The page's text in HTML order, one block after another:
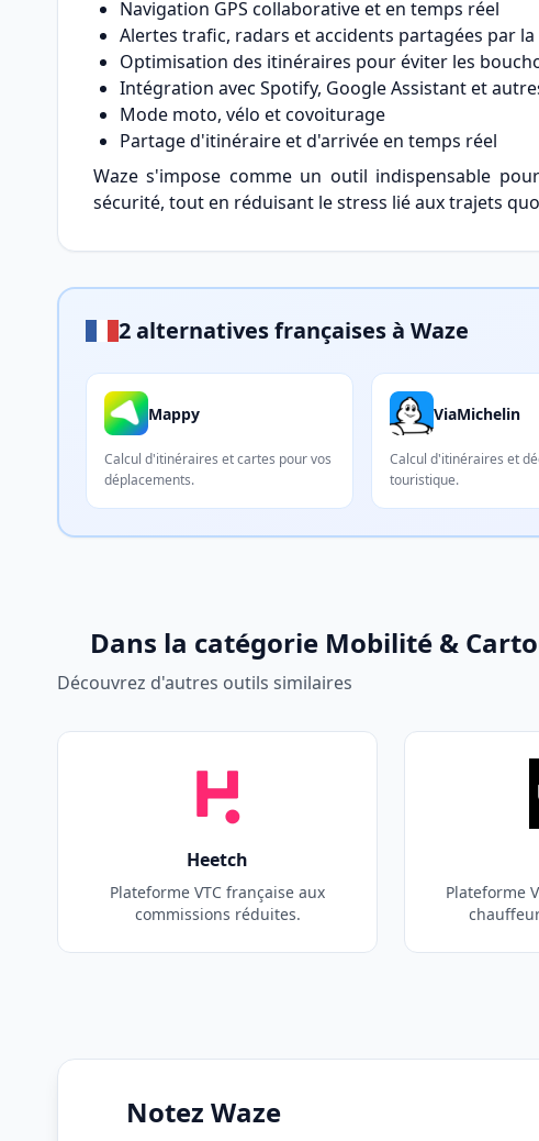
Navigation GPS collaborative et en temps réel
Alertes trafic, radars et accidents partagées par
Optimisation des itinéraires pour éviter les
Intégration avec Spotify, Google Assistant et
Mode moto, vélo et covoiturage
Partage d'itinéraire et d'arrivée en temps réel
Waze s'impose comme un outil indispensable
sécurité, tout en réduisant le stress lié aux trajets
2 alternatives françaises à Waze
Mappy
Calcul d'itinéraires et cartes pour vos
déplacements.
ViaMichelin
Calcul d'itinéraires et
touristique.
Dans la catégorie Mobilité &
Découvrez d'autres outils similaires
Heetch
Plateforme VTC française aux
commissions réduites.
Plateforme
Notez Waze